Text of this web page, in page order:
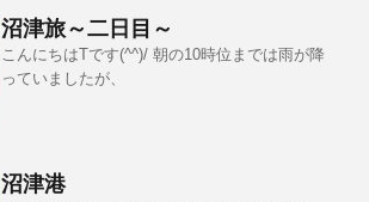
沼津旅～二日目～
こんにちはTです(^^)/ 朝の10時位までは雨が降
っていましたが、
沼津港